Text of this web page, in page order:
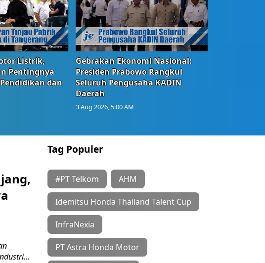
Listrik,
Pentingnya
dan
Gebrakan Ekonomi Nasional:
Presiden Prabowo Rangkul
Seluruh Pengusaha KADIN
Daerah
3 Aug 2026, 5:00 AM
Tag Populer
#PT Telkom AHM
Idemitsu Honda Thailand Talent Cup
InfraNexia
PT Astra Honda Motor